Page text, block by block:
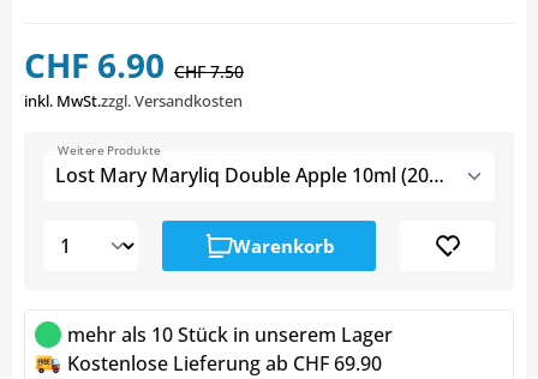
CHF 6.90 CHF 7.50
inkl. MwSt.zzgl. Versandkosten
Lost Mary Maryliq Double Apple 10ml (20mg)
Weitere Produkte
Warenkorb
mehr als 10 Stück in unserem Lager
Kostenlose Lieferung ab CHF 69.90